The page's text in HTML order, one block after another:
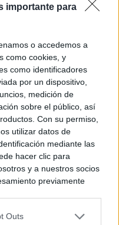
importante para
o accedemos a
como cookies, y
como identificadores
por un dispositivo,
medición de
sobre el público, así
Con su permiso,
utilizar datos de
mediante las
hacer clic para
y a nuestros socios
previamente
cuenta que algún
Outs